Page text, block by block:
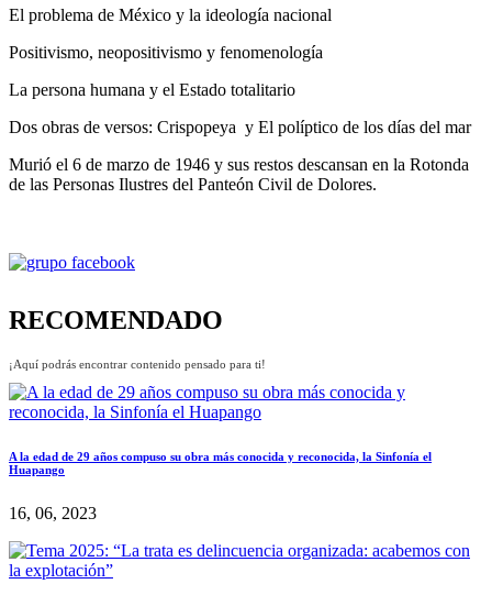
El problema de México y la ideología nacional
Positivismo, neopositivismo y fenomenología
La persona humana y el Estado totalitario
Dos obras de versos: Crispopeya y El políptico de los días del mar
Murió el 6 de marzo de 1946 y sus restos descansan en la Rotonda
de las Personas Ilustres del Panteón Civil de Dolores.
RECOMENDADO
¡Aquí podrás encontrar contenido pensado para ti!
A la edad de 29 años compuso su obra más conocida y reconocida, la Sinfonía el
Huapango
16, 06, 2023